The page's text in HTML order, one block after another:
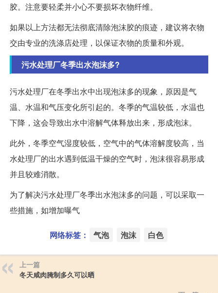
胶。注意要轻柔并小心不要损坏衣物纤维。
如果以上方法都无法彻底清除泡沫胶的痕迹，建议将衣物
交由专业的洗涤店处理，以保证衣物的质量和外观。
污水处理厂冬季出水泡沫多?
污水处理厂在冬季出水中出现泡沫多的现象，原因是气
温、水温和气压变化所引起的。冬季的气温较低，水温也
下降，这会导致出水中溶解气体释放出来，形成泡沫。
此外，冬季空气湿度较低，空气中的气体溶解度较高，当
水处理厂的出水遇到低温干燥的空气时，泡沫很容易形成
并且较难消散。
为了解决污水处理厂冬季出水泡沫多的问题，可以采取一
些措施，如增加曝气
网络标签： 气泡 泡沫 白色
上一篇
冬天咸肉腌制多久可以晒